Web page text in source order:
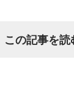
この記事を読